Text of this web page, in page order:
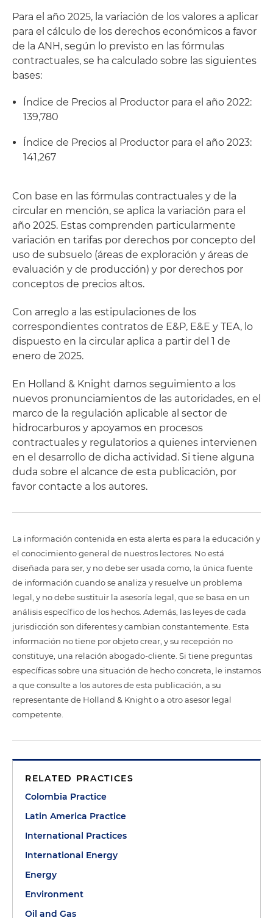
Para el año 2025, la variación de los valores a aplicar
para el cálculo de los derechos económicos a favor
de la ANH, según lo previsto en las fórmulas
contractuales, se ha calculado sobre las siguientes
bases:
Índice de Precios al Productor para el año 2022:
139,780
Índice de Precios al Productor para el año 2023:
141,267
Con base en las fórmulas contractuales y de la
circular en mención, se aplica la variación para el
año 2025. Estas comprenden particularmente
variación en tarifas por derechos por concepto del
uso de subsuelo (áreas de exploración y áreas de
evaluación y de producción) y por derechos por
conceptos de precios altos.
Con arreglo a las estipulaciones de los
correspondientes contratos de E&P, E&E y TEA, lo
dispuesto en la circular aplica a partir del 1 de
enero de 2025.
En Holland & Knight damos seguimiento a los
nuevos pronunciamientos de las autoridades, en el
marco de la regulación aplicable al sector de
hidrocarburos y apoyamos en procesos
contractuales y regulatorios a quienes intervienen
en el desarrollo de dicha actividad. Si tiene alguna
duda sobre el alcance de esta publicación, por
favor contacte a los autores.
La información contenida en esta alerta es para la educación y
el conocimiento general de nuestros lectores. No está
diseñada para ser, y no debe ser usada como, la única fuente
de información cuando se analiza y resuelve un problema
legal, y no debe sustituir la asesoría legal, que se basa en un
análisis específico de los hechos. Además, las leyes de cada
jurisdicción son diferentes y cambian constantemente. Esta
información no tiene por objeto crear, y su recepción no
constituye, una relación abogado-cliente. Si tiene preguntas
específicas sobre una situación de hecho concreta, le instamos
a que consulte a los autores de esta publicación, a su
representante de Holland & Knight o a otro asesor legal
competente.
RELATED PRACTICES
Colombia Practice
Latin America Practice
International Practices
International Energy
Energy
Environment
Oil and Gas